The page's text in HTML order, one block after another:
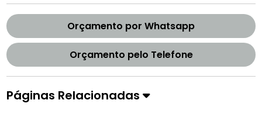
Orçamento por Whatsapp
Orçamento pelo Telefone
Páginas Relacionadas